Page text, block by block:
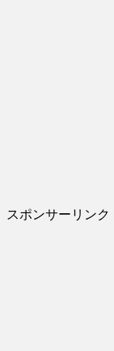
スポンサーリンク